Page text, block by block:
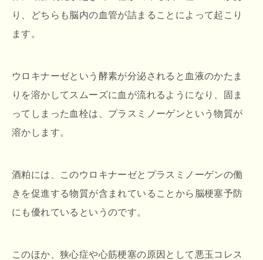
り、どちらも脳内の血管が詰まることによって起こり
ます。
ウロキナーゼという酵素が分泌されると血液のかたま
りを溶かしてスムーズに血が流れるようになり、固ま
ってしまった血栓は、プラスミノーゲンという物質が
溶かします。
酒粕には、このウロキナーゼとプラスミノーゲンの働
きを促進する物質が含まれていることから脳梗塞予防
にも優れているというのです。
このほか、狭心症や心筋梗塞の原因として悪玉コレス